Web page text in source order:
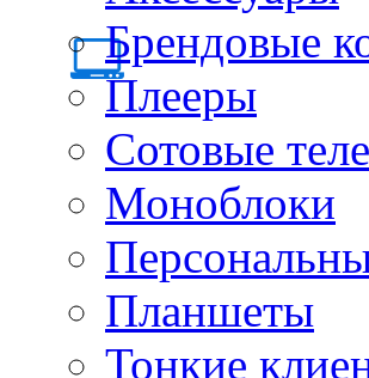
Брендовые
Плееры
Сотовые
Моноблоки
Планшеты
Тонкие